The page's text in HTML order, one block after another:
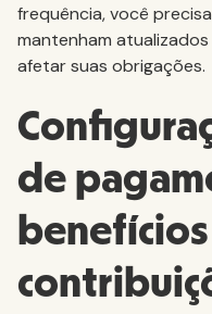
frequência, você
mantenham
afetar suas obrigações.
de